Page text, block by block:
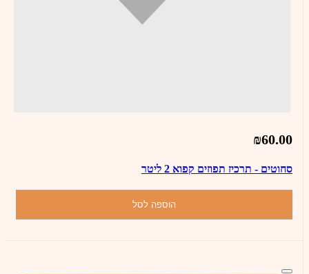
₪60.00
סחוטים - תרכיז תפוזים קפוא 2 ליטר
הוספה לסל